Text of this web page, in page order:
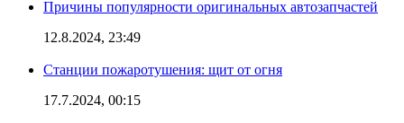
Причины популярности оригинальных автозапчастей
12.8.2024, 23:49
Станции пожаротушения: щит от огня
17.7.2024, 00:15